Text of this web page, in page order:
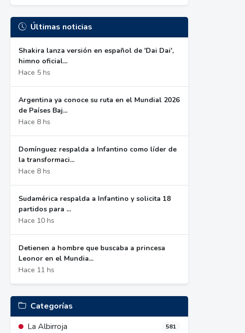
Últimas noticias
Shakira lanza versión en español de 'Dai Dai',
himno oficial...
Hace 5 hs
Argentina ya conoce su ruta en el Mundial 2026
de Países Baj...
Hace 8 hs
Domínguez respalda a Infantino como líder de
la transformaci...
Hace 8 hs
Sudamérica respalda a Infantino y solicita 18
partidos para ...
Hace 10 hs
Detienen a hombre que buscaba a princesa
Leonor en el Mundia...
Hace 11 hs
Categorías
La Albirroja
581